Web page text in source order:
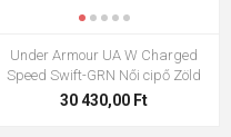
Under Armour UA W Charged
Speed Swift-GRN Női cipő Zöld
30 430,00 Ft